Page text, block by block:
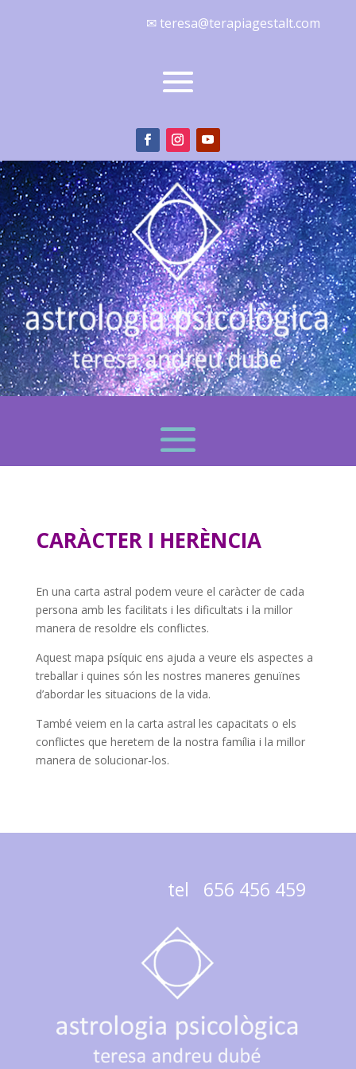
✉ teresa@terapiagestalt.com
CARÀCTER I HERÈNCIA
En una carta astral podem veure el caràcter de cada
persona amb les facilitats i les dificultats i la millor
manera de resoldre els conflictes.
Aquest mapa psíquic ens ajuda a veure els aspectes a
treballar i quines són les nostres maneres genuïnes
d’abordar les situacions de la vida.
També veiem en la carta astral les capacitats o els
conflictes que heretem de la nostra família i la millor
manera de solucionar-los.
tel 656 456 459